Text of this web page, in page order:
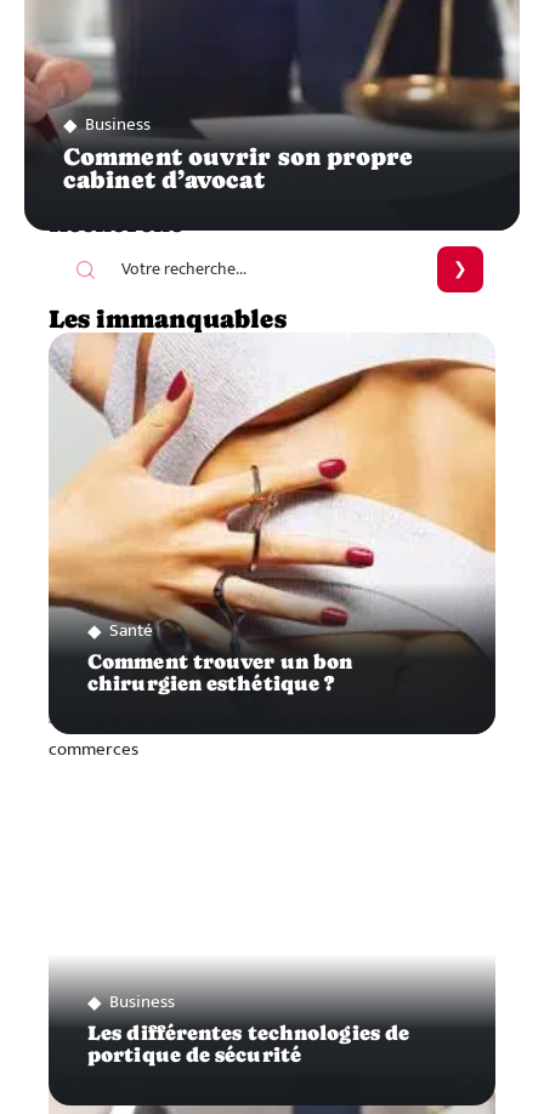
Business
Comment ouvrir son propre
cabinet d’avocat
Recherche
Les immanquables
Santé
Comment trouver un bon
chirurgien esthétique ?
Business
Les différentes technologies de
portique de sécurité